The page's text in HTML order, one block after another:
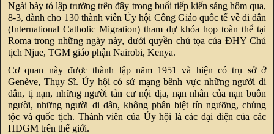
Ngài bày tỏ lập trường trên đây trong buổi tiếp kiến sáng hôm qua,
8-3, dành cho 130 thành viên Ủy hội Công Giáo quốc tế về di dân
(International Catholic Migration) tham dự khóa họp toàn thể tại
Roma trong những ngày này, dưới quyền chủ tọa của ĐHY Chủ
tịch Njue, TGM giáo phận Nairobi, Kenya.
Cơ quan này được thành lập năm 1951 và hiện có trụ sở ở
Genève, Thụy Sĩ. Ủy hội có sứ mạng bênh vực những người di
dân, tị nạn, những người tản cư nội địa, nạn nhân của nạn buôn
người, những người di dân, không phân biệt tín ngưỡng, chủng
tộc và quốc tịch. Thành viên của Ủy hội là các đại diện của các
HĐGM trên thế giới.